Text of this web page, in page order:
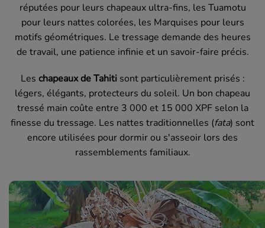
réputées pour leurs chapeaux ultra-fins, les Tuamotu
pour leurs nattes colorées, les Marquises pour leurs
motifs géométriques. Le tressage demande des heures
de travail, une patience infinie et un savoir-faire précis.
Les chapeaux de Tahitisont particulièrement prisés :
légers, élégants, protecteurs du soleil. Un bon chapeau
tressé main coûte entre 3 000 et 15 000 XPF selon la
finesse du tressage. Les nattes traditionnelles (fata) sont
encore utilisées pour dormir ou s'asseoir lors des
rassemblements familiaux.